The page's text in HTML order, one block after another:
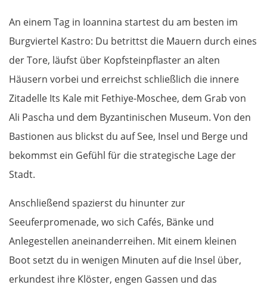
An einem Tag in Ioannina startest du am besten im
Burgviertel Kastro: Du betrittst die Mauern durch eines
der Tore, läufst über Kopfsteinpflaster an alten
Häusern vorbei und erreichst schließlich die innere
Zitadelle Its Kale mit Fethiye-Moschee, dem Grab von
Ali Pascha und dem Byzantinischen Museum. Von den
Bastionen aus blickst du auf See, Insel und Berge und
bekommst ein Gefühl für die strategische Lage der
Stadt.
Anschließend spazierst du hinunter zur
Seeuferpromenade, wo sich Cafés, Bänke und
Anlegestellen aneinanderreihen. Mit einem kleinen
Boot setzt du in wenigen Minuten auf die Insel über,
erkundest ihre Klöster, engen Gassen und das